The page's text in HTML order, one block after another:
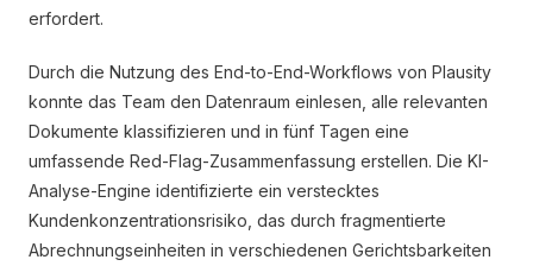
erfordert.
Durch die Nutzung des End-to-End-Workflows von Plausity
konnte das Team den Datenraum einlesen, alle relevanten
Dokumente klassifizieren und in fünf Tagen eine
umfassende Red-Flag-Zusammenfassung erstellen. Die KI-
Analyse-Engine identifizierte ein verstecktes
Kundenkonzentrationsrisiko, das durch fragmentierte
Abrechnungseinheiten in verschiedenen Gerichtsbarkeiten